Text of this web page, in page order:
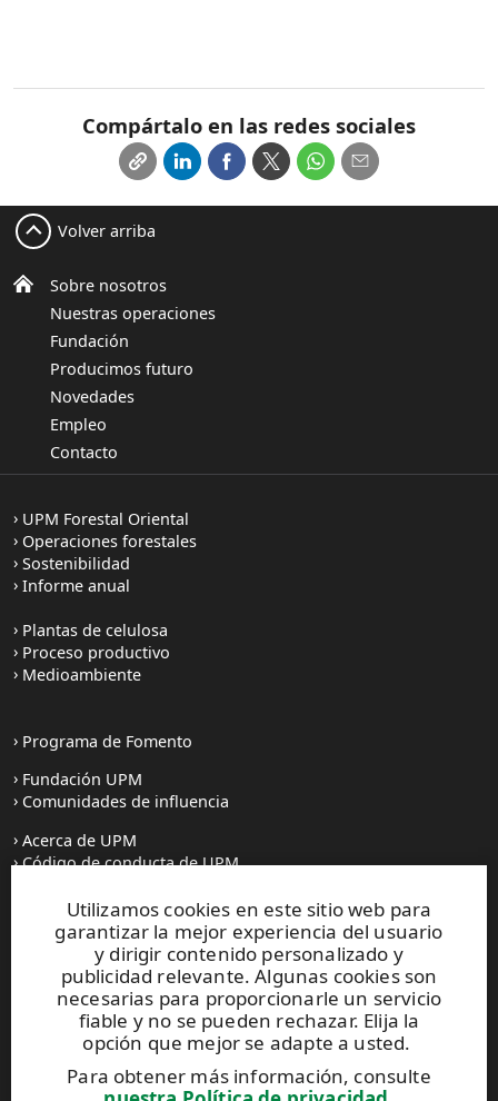
Compártalo en las redes sociales
Utilizamos cookies en este sitio web para
garantizar la mejor experiencia del usuario
y dirigir contenido personalizado y
publicidad relevante. Algunas cookies son
necesarias para proporcionarle un servicio
fiable y no se pueden rechazar. Elija la
opción que mejor se adapte a usted.
Para obtener más información, consulte
Sobre nosotros
Nuestras operaciones
Fundación
Producimos futuro
Novedades
Empleo
Contacto
Volver arriba
UPM Forestal Oriental
Operaciones forestales
Sostenibilidad
Informe anual
Plantas de celulosa
Proceso productivo
Medioambiente
Programa de Fomento
Fundación UPM
Comunidades de influencia
Acerca de UPM
Código de conducta de UPM
Prensa
Todas las noticias
Contacto
Este sitio está protegido por reCAPTCHA y se aplican la
Política de privacidady losTérminos de servicio de Google